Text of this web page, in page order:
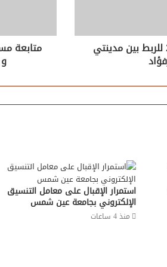
افتتاح كوبرى النصر العائم 2 للربط بين مدينتي متابعة
استمرار الإقبال على معامل التنسيق
الإلكتروني بجامعة عين شمس
منذ 4 ساعات